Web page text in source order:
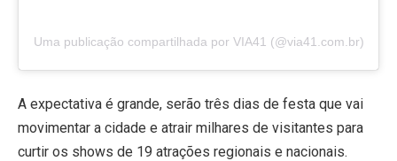
Uma publicação compartilhada por VIA41 (@via41.com.br)
A expectativa é grande, serão três dias de festa que vai
movimentar a cidade e atrair milhares de visitantes para
curtir os shows de 19 atrações regionais e nacionais.